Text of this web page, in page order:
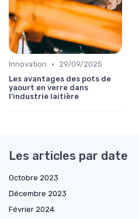
Innovation •
29/09/2025
Les avantages des pots de
yaourt en verre dans
l'industrie laitière
Les articles par date
Octobre 2023
Décembre 2023
Février 2024